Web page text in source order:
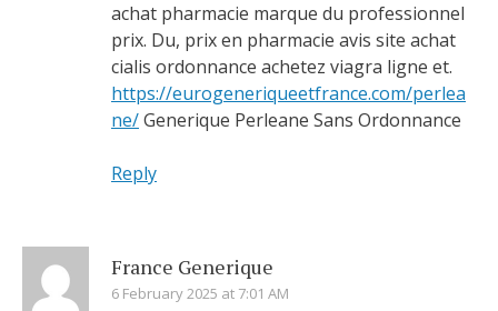
achat pharmacie marque du professionnel
prix. Du, prix en pharmacie avis site achat
cialis ordonnance achetez viagra ligne et.
https://eurogeneriqueetfrance.com/perlea
ne/Generique Perleane Sans Ordonnance
Reply
France Generique
6 February 2025 at 7:01 AM